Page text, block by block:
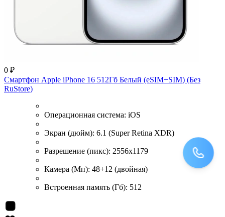
0 ₽
Смартфон Apple iPhone 16 512Гб Белый (eSIM+SIM) (Без
RuStore)
Операционная система: iOS
Экран (дюйм): 6.1 (Super Retina XDR)
Разрешение (пикс): 2556x1179
Камера (Мп): 48+12 (двойная)
Встроенная память (Гб): 512